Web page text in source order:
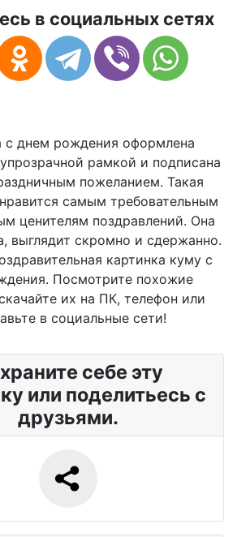
в социальных сетях
с днем рождения оформлена
рамкой и подписана
пожеланием. Такая
самым требовательным
ценителям поздравлений. Она
выглядит скромно и сдержанно.
картинка куму с
Посмотрите похожие
их на ПК, телефон или
в социальные сети!
себе эту
или поделитьесь с
друзьями.